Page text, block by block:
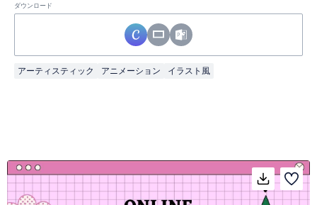
ダウンロード
アーティスティック アニメーション イラスト風